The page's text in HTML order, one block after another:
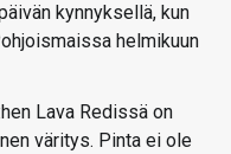
kynnyksellä, kun
helmikuun
Lava Redissä on
väritys. Pinta ei ole